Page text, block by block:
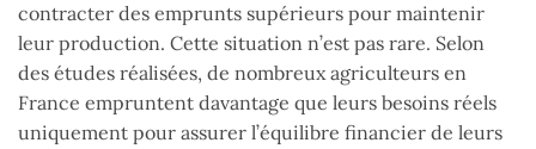
contracter des emprunts supérieurs pour maintenir
leur production. Cette situation n’est pas rare. Selon
des études réalisées, de nombreux agriculteurs en
France empruntent davantage que leurs besoins réels
uniquement pour assurer l’équilibre financier de leurs